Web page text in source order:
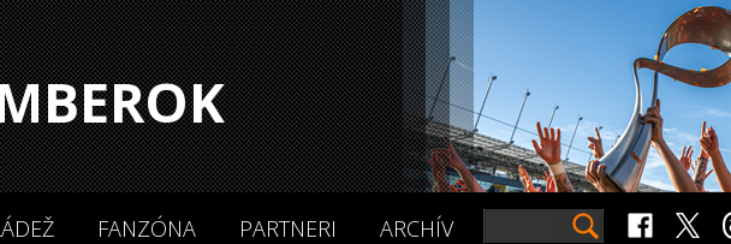
FANZÓNA PARTNERI ARCHÍV